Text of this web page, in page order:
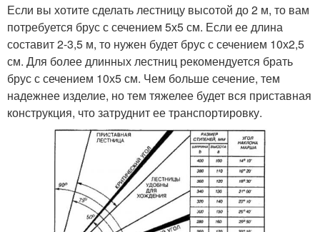
Если вы хотите сделать лестницу высотой до 2 м, то вам
потребуется брус с сечением 5х5 см. Если ее длина
составит 2-3,5 м, то нужен будет брус с сечением 10х2,5
см. Для более длинных лестниц рекомендуется брать
брус с сечением 10х5 см. Чем больше сечение, тем
надежнее изделие, но тем тяжелее будет вся приставная
конструкция, что затруднит ее транспортировку.